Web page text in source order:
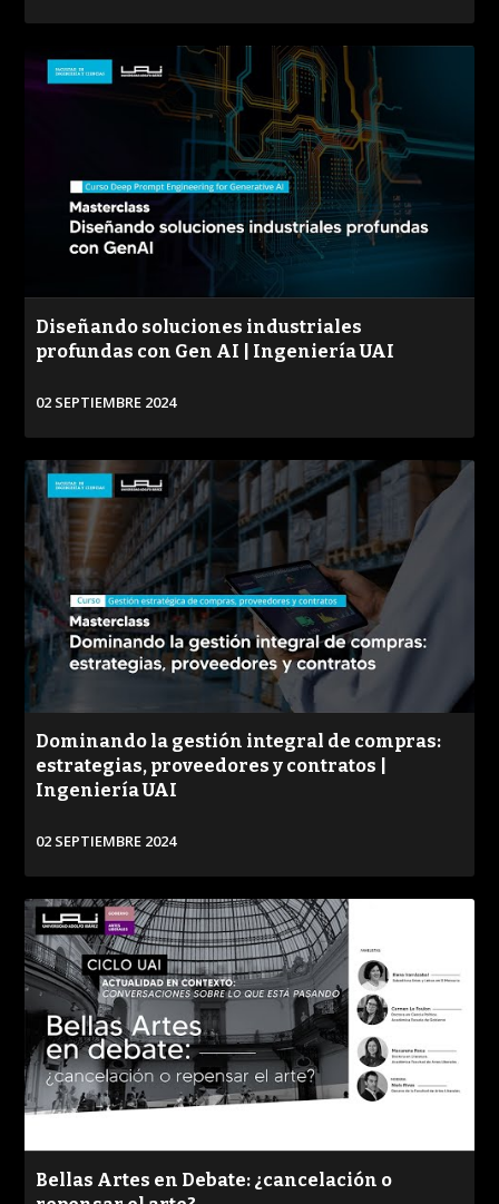
VER
Diseñando soluciones industriales
profundas con Gen AI | Ingeniería UAI
02 SEPTIEMBRE 2024
VER
Dominando la gestión integral de compras:
estrategias, proveedores y contratos |
Ingeniería UAI
02 SEPTIEMBRE 2024
VER
Bellas Artes en Debate: ¿cancelación o
PUBLICADO REPRODUCCIONES
VISTAS